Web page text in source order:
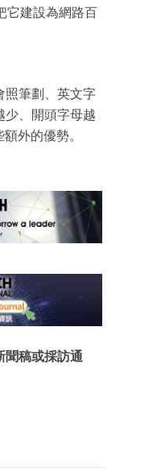
它建設為網路百
照筆劃、英文字
少、開頭字母越
外的優勢。
聞稿或採訪通